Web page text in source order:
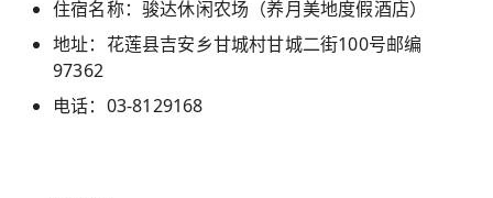
住宿名称：骏达休闲农场（养月美地度假酒店）
地址：花莲县吉安乡甘城村甘城二街100号邮编
97362
电话：03-8129168